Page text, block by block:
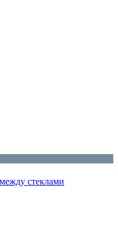
стеклами